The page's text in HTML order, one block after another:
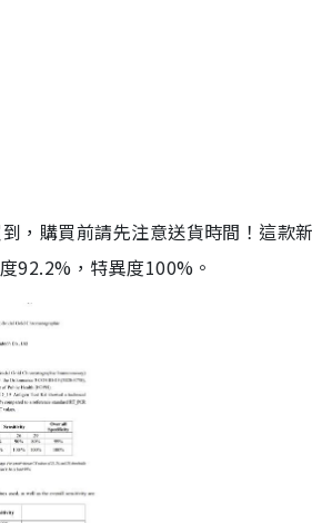
，購買前請先注意送貨時間！這款
92.2%，特異度100%。